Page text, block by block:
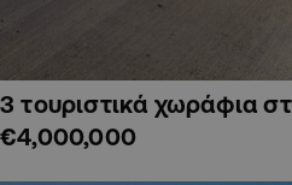
3 τουριστικά χωράφια
€4,000,000